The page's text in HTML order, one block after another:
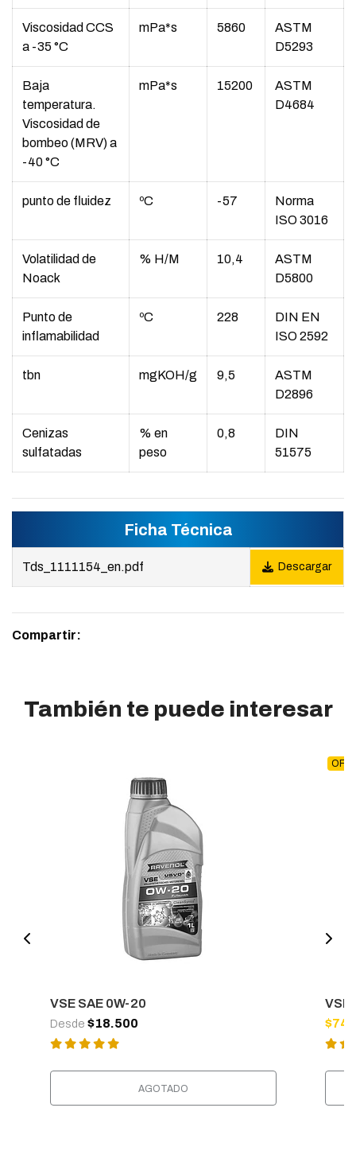
Viscosidad CCS
a -35 °C
mPa*s 5860
ASTM
D5293
Baja
temperatura.
Viscosidad de
bombeo (MRV) a
-40 °C
mPa*s 15200
ASTM
D4684
punto de fluidez ºC -57
Norma
ISO 3016
Volatilidad de
Noack
% H/M 10,4
ASTM
D5800
Punto de
inflamabilidad
ºC 228
DIN EN
ISO 2592
tbn mgKOH/g 9,5
ASTM
D2896
Cenizas
sulfatadas
% en
peso
0,8
DIN
51575
Ficha Técnica
Tds_1111154_en.pdf Descargar
Compartir:
También te puede interesar
VSE SAE 0W-20
Desde $18.500
AGOTADO
VSE